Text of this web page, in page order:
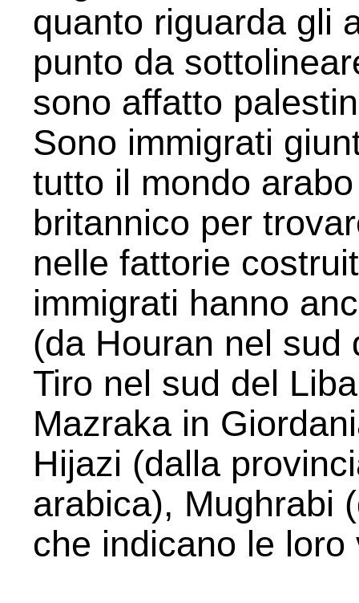
quanto riguarda gli
punto da
sono affatto
Sono immigrati
tutto il mondo
britannico per
nelle fattorie
immigrati hanno
(da Houran nel sud
Tiro nel sud del
Mazraka in
Hijazi (dalla
arabica), Mughrabi
che indicano le